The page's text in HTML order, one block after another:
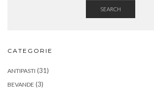
SEARCH
CATEGORIE
ANTIPASTI (31)
BEVANDE (3)